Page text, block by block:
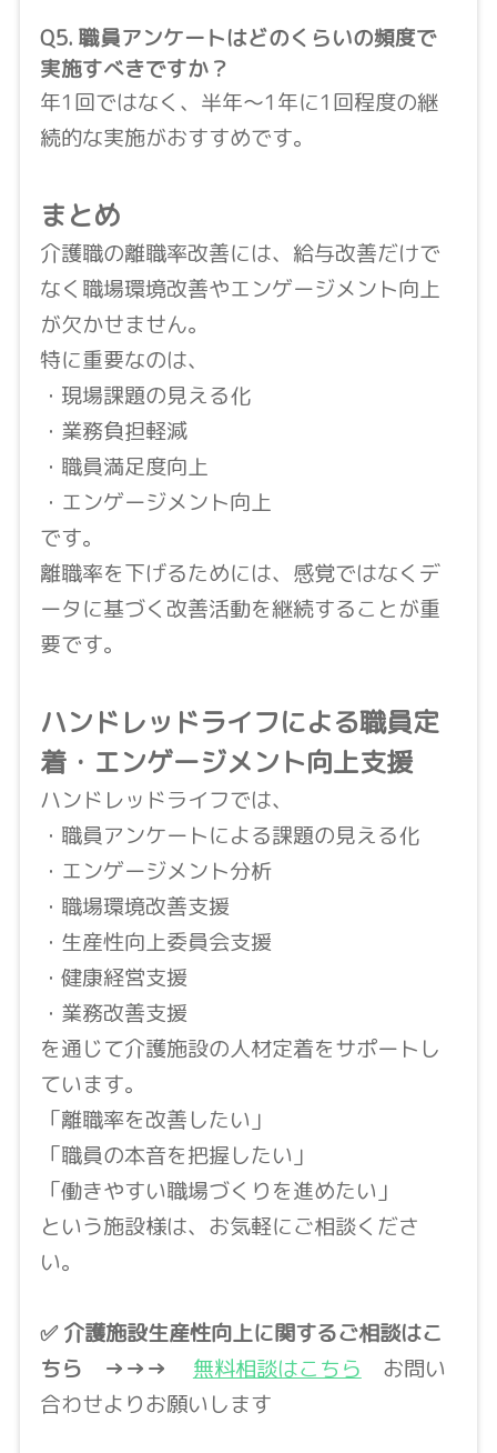
Q5. 職員アンケートはどのくらいの頻度で
実施すべきですか？
年1回ではなく、半年〜1年に1回程度の継
続的な実施がおすすめです。
まとめ
介護職の離職率改善には、給与改善だけで
なく職場環境改善やエンゲージメント向上
が欠かせません。
特に重要なのは、
・現場課題の見える化
・業務負担軽減
・職員満足度向上
・エンゲージメント向上
です。
離職率を下げるためには、感覚ではなくデ
ータに基づく改善活動を継続することが重
要です。
ハンドレッドライフによる職員定
着・エンゲージメント向上支援
ハンドレッドライフでは、
・職員アンケートによる課題の見える化
・エンゲージメント分析
・職場環境改善支援
・生産性向上委員会支援
・健康経営支援
・業務改善支援
を通じて介護施設の人材定着をサポートし
ています。
「離職率を改善したい」
「職員の本音を把握したい」
「働きやすい職場づくりを進めたい」
という施設様は、お気軽にご相談くださ
い。
✅ 介護施設生産性向上に関するご相談はこ
ちら
→→→ 無料相談はこちら お問い
合わせよりお願いします